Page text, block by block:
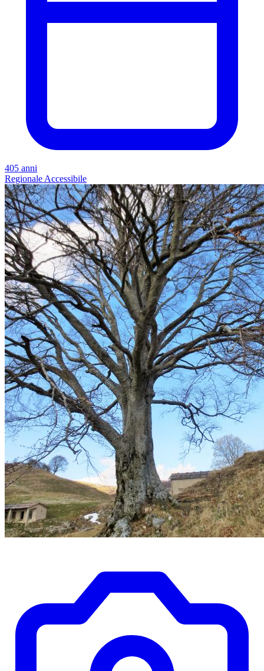
405 anni
Regionale Accessibile